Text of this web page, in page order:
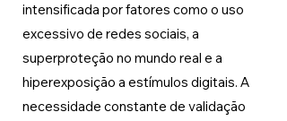
intensificada por fatores como o uso
excessivo de redes sociais, a
superproteção no mundo real e a
hiperexposição a estímulos digitais. A
necessidade constante de validação